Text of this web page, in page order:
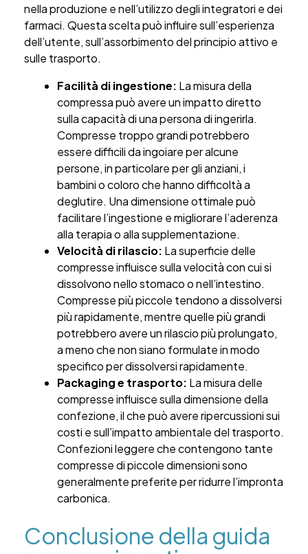
nella produzione e nell’utilizzo degli integratori e dei
farmaci. Questa scelta può influire sull’esperienza
dell’utente, sull’assorbimento del principio attivo e
sulle trasporto.
Facilità di ingestione: La misura della
compressa può avere un impatto diretto
sulla capacità di una persona di ingerirla.
Compresse troppo grandi potrebbero
essere difficili da ingoiare per alcune
persone, in particolare per gli anziani, i
bambini o coloro che hanno difficoltà a
deglutire. Una dimensione ottimale può
facilitare l’ingestione e migliorare l’aderenza
alla terapia o alla supplementazione.
Velocità di rilascio: La superficie delle
compresse influisce sulla velocità con cui si
dissolvono nello stomaco o nell’intestino.
Compresse più piccole tendono a dissolversi
più rapidamente, mentre quelle più grandi
potrebbero avere un rilascio più prolungato,
a meno che non siano formulate in modo
specifico per dissolversi rapidamente.
Packaging e trasporto: La misura delle
compresse influisce sulla dimensione della
confezione, il che può avere ripercussioni sui
costi e sull’impatto ambientale del trasporto.
Confezioni leggere che contengono tante
compresse di piccole dimensioni sono
generalmente preferite per ridurre l’impronta
carbonica.
Conclusione della guida